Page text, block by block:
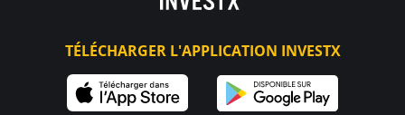
TÉLÉCHARGER L'APPLICATION INVESTX